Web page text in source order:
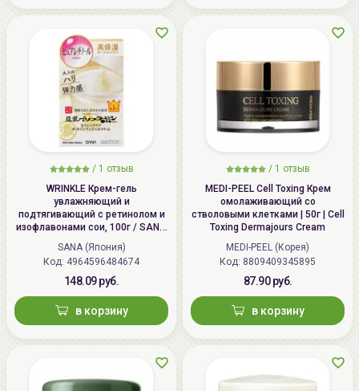
/ 1 отзыв
WRINKLE Крем-гель
увлажняющий и
подтягивающий с ретинолом и
изофлавонами сои, 100г / SANA
WRINKLE Gel Cream
SANA (Япония)
Код: 4964596484674
148.09 руб.
в корзину
/ 1 отзыв
MEDI-PEEL Cell Toxing Крем
омолаживающий со
стволовыми клетками | 50г | Cell
Toxing Dermajours Cream
MEDI-PEEL (Корея)
Код: 8809409345895
87.90 руб.
в корзину